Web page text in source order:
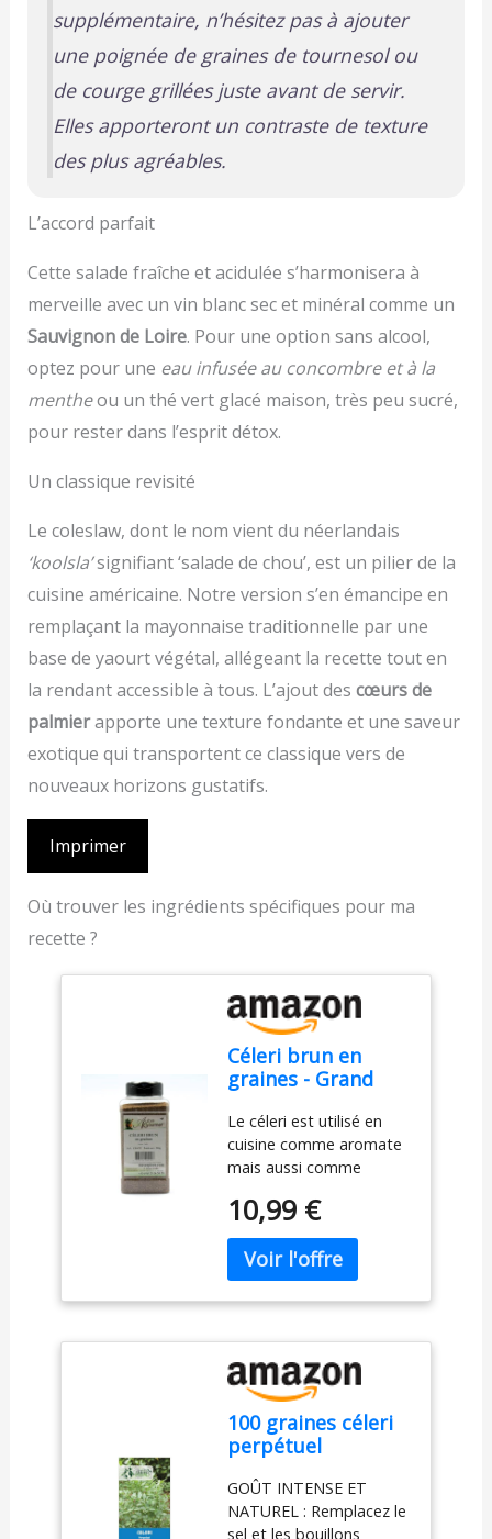
supplémentaire, n’hésitez pas à ajouter
une poignée de graines de tournesol ou
de courge grillées juste avant de servir.
Elles apporteront un contraste de texture
des plus agréables.
L’accord parfait
Cette salade fraîche et acidulée s’harmonisera à
merveille avec un vin blanc sec et minéral comme un
Sauvignon de Loire. Pour une option sans alcool,
optez pour une eau infusée au concombre et à la
mentheou un thé vert glacé maison, très peu sucré,
pour rester dans l’esprit détox.
Un classique revisité
Le coleslaw, dont le nom vient du néerlandais
‘koolsla’signifiant ‘salade de chou’, est un pilier de la
cuisine américaine. Notre version s’en émancipe en
remplaçant la mayonnaise traditionnelle par une
base de yaourt végétal, allégeant la recette tout en
la rendant accessible à tous. L’ajout des cœurs de
palmierapporte une texture fondante et une saveur
exotique qui transportent ce classique vers de
nouveaux horizons gustatifs.
Imprimer
Où trouver les ingrédients spécifiques pour ma
recette ?
Céleri brun en
graines - Grand
Le céleri est utilisé en
cuisine comme aromate
mais aussi comme
céleri en poudre sont
délicieuses associées au
sel pour un sel de céleri !
Peut contenir des traces
de GLUTEN,
CÉLERI, MOUTARDE,
LAIT, POISSON,
CRUSTACÉS et GRAINES
DE SÉSAME.
10,99 €
100 graines céleri
perpétuel
robuste -
GOÛT INTENSE ET
NATUREL : Remplacez le
sel et les bouillons